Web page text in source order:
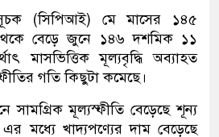
(সিপিআই) মে মাসের ১৪৫
বেড়ে জুনে ১৪৬ দশমিক ১১
মাসভিত্তিক মূল্যবৃদ্ধি অব্যাহত
গতি কিছুটা কমেছে।
সামগ্রিক মূল্যস্ফীতি বেড়েছে শূন্য
মধ্যে খাদ্যপণ্যের দাম বেড়েছে